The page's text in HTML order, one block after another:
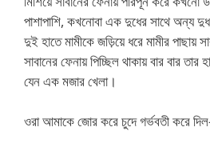
পাশাপাশি, কখনোবা এক দুধের সাথে অন্য দুধ
দুই হাতে মামীকে জড়িয়ে ধরে মামীর
সাবানের ফেনায় পিচ্ছিল থাকায় বার বার
যেন এক মজার খেলা।
ওরা আমাকে জোর করে চুদে গর্ভবতী